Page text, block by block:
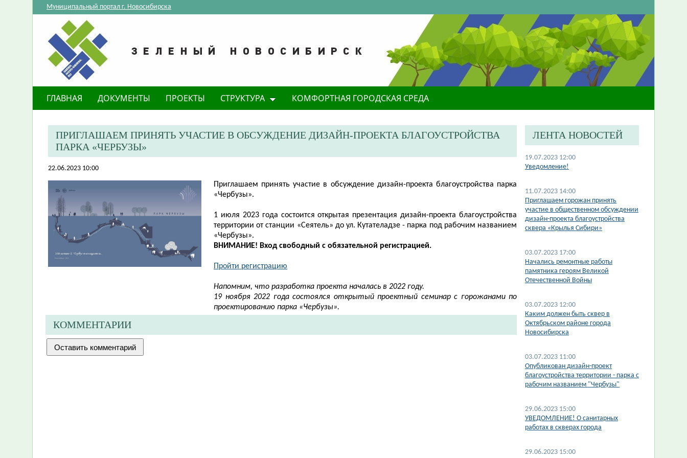
Муниципальный портал г. Новосибирска
ГЛАВНАЯ ДОКУМЕНТЫ ПРОЕКТЫ СТРУКТУРА КОМФОРТНАЯ ГОРОДСКАЯ СРЕДА
ПРИГЛАШАЕМ ПРИНЯТЬ УЧАСТИЕ В ОБСУЖДЕНИЕ ДИЗАЙН-ПРОЕКТА БЛАГОУСТРОЙСТВА
ПАРКА «ЧЕРБУЗЫ»
22.06.2023 10:00
П риглашаем принять участие в обсуждение дизайн-проекта благоустройства парка
«Чербузы».
1 июля 2023 года состоится открытая презентация дизайн-проекта благоустройства
территории от станции «Сеятель» до ул. Кутателадзе - парка под рабочим названием
«Чербузы».
ВНИМАНИЕ! Вход свободный с обязательной регистрацией.
Пройти регистрацию
Напомним, что разработка проекта началась в 2022 году.
19 ноября 2022 года состоялся открытый проектный семинар с горожанами по
проектированию парка «Чербузы».
КОММЕНТАРИИ
ЛЕНТА НОВОСТЕЙ
19.07.2023 12:00
Уведомление!
11.07.2023 14:00
​Приглашаем горожан принять
участие в общественном обсуждении
дизайн-проекта благоустройства
сквера «Крылья Сибири»
03.07.2023 17:00
​Начались ремонтные работы
памятника героям Великой
Отечественной Войны
03.07.2023 12:00
​Каким должен быть сквер в
Октябрьском районе города
Новосибирска
03.07.2023 11:00
Опубликован дизайн-проект
благоустройства территории - парка с
рабочим названием "Чербузы"
29.06.2023 15:00
​УВЕДОМЛЕНИЕ! О санитарных
работах в скверах города
29.06.2023 15:00